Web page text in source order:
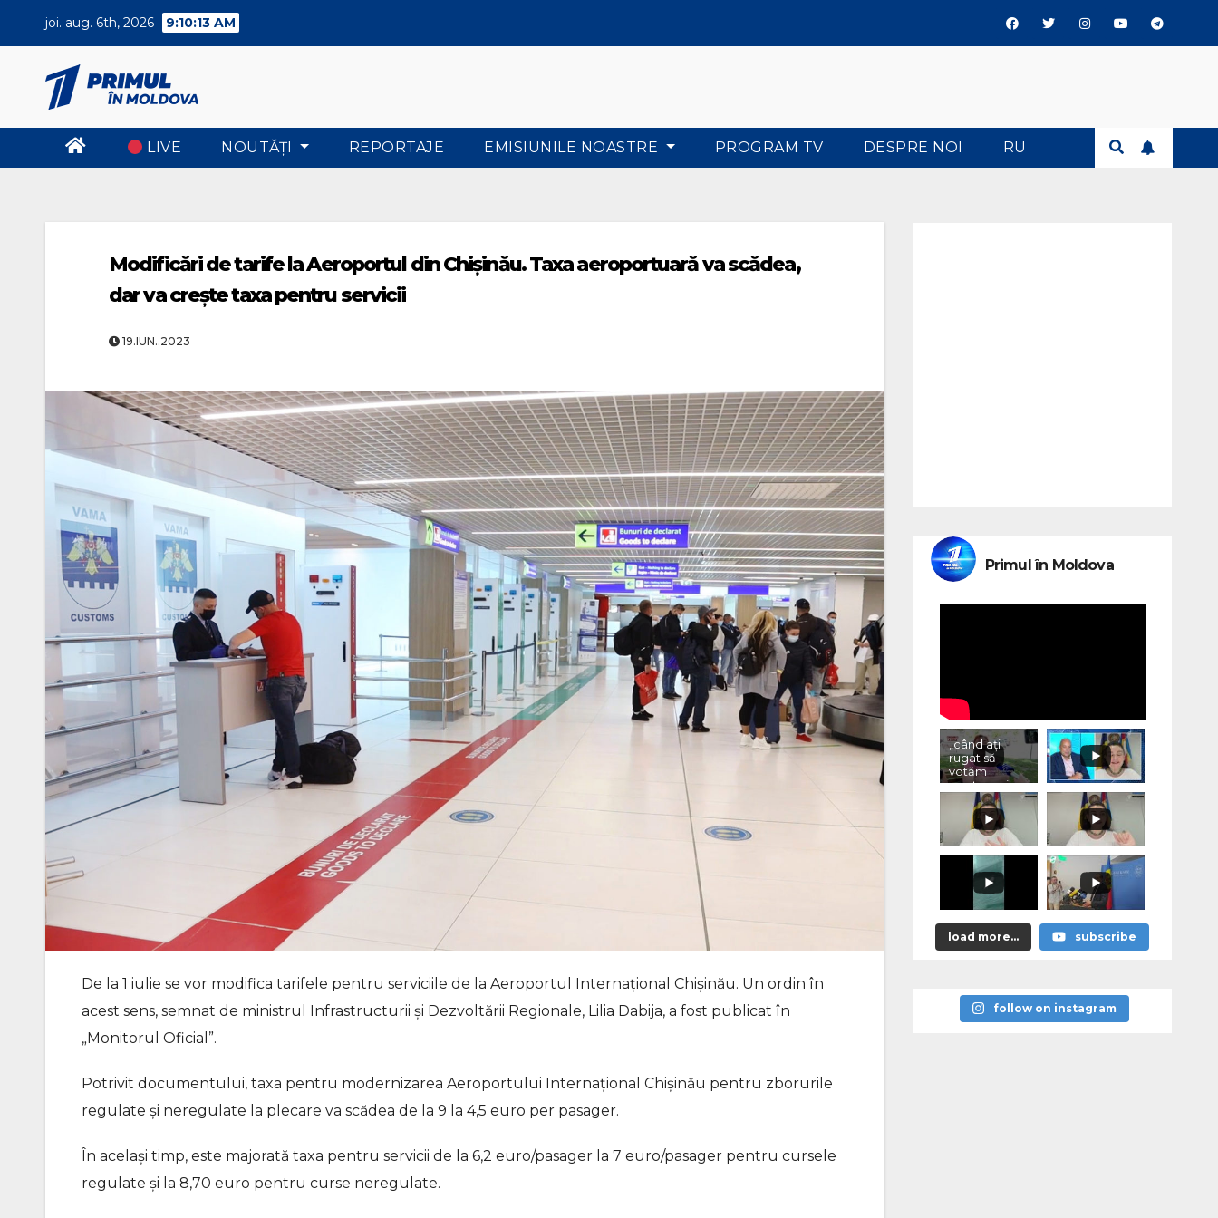
joi. aug. 6th, 2026 9:10:14 AM
LIVE NOUTĂŢI REPORTAJE EMISIUNILE NOASTRE PROGRAM TV DESPRE NOI RU
Modificări de tarife la Aeroportul din Chișinău. Taxa aeroportuară va scădea,
dar va crește taxa pentru servicii
19.IUN..2023
De la 1 iulie se vor modifica tarifele pentru serviciile de la Aeroportul Internațional Chișinău. Un ordin în
acest sens, semnat de ministrul Infrastructurii și Dezvoltării Regionale, Lilia Dabija, a fost publicat în
„Monitorul Oficial”.
Potrivit documentului, taxa pentru modernizarea Aeroportului Internațional Chișinău pentru zborurile
regulate și neregulate la plecare va scădea de la 9 la 4,5 euro per pasager.
În același timp, este majorată taxa pentru servicii de la 6,2 euro/pasager la 7 euro/pasager pentru cursele
regulate și la 8,70 euro pentru curse neregulate.
Primul în Moldova
„când ați
rugat să
votăm
pentru voi,
ce ați
promis?"
load more... subscribe
follow on instagram